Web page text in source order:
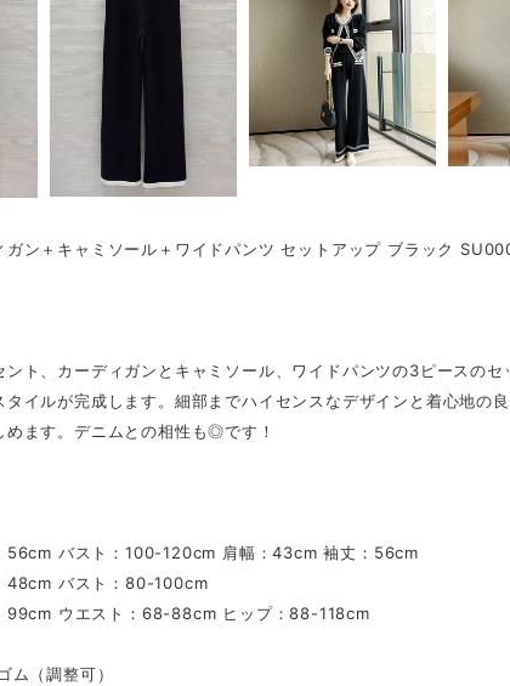
ガン＋キャミソール＋ワイドパンツ セットアップ ブラック
ント、カーディガンとキャミソール、ワイドパンツの3ピースの
タイルが完成します。細部までハイセンスなデザインと着心地の
めます。デニムとの相性も◎です！
56cm バスト：100-120cm 肩幅：43cm 袖丈：56cm
48cm バスト：80-100cm
99cm ウエスト：68-88cm ヒップ：88-118cm
ム（調整可）